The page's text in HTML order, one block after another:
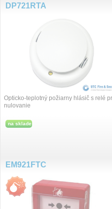
DP721RTA
Opticko-teplotný požiarny hlásič s relé
nulovanie
na sklade
EM921FTC